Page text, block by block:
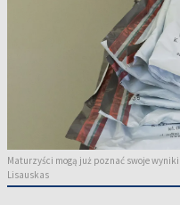
Maturzyści mogą już poznać swoje
Lisauskas